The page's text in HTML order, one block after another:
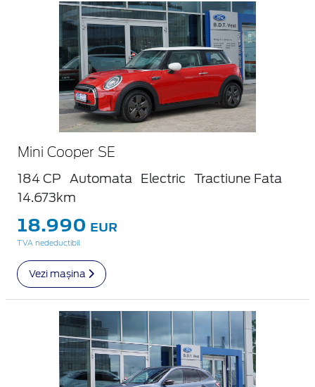
Mini Cooper SE
184 CP Automata Electric
Tractiune Fata
14.673km
18.990 EUR
TVA nedeductibil
Vezi mașina